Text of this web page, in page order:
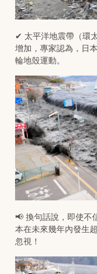
✔ 太平洋地震帶（環
增加，專家認為，日
輪地殼運動。
📢 換句話說，即使不
本在未來幾年內發生
忽視！